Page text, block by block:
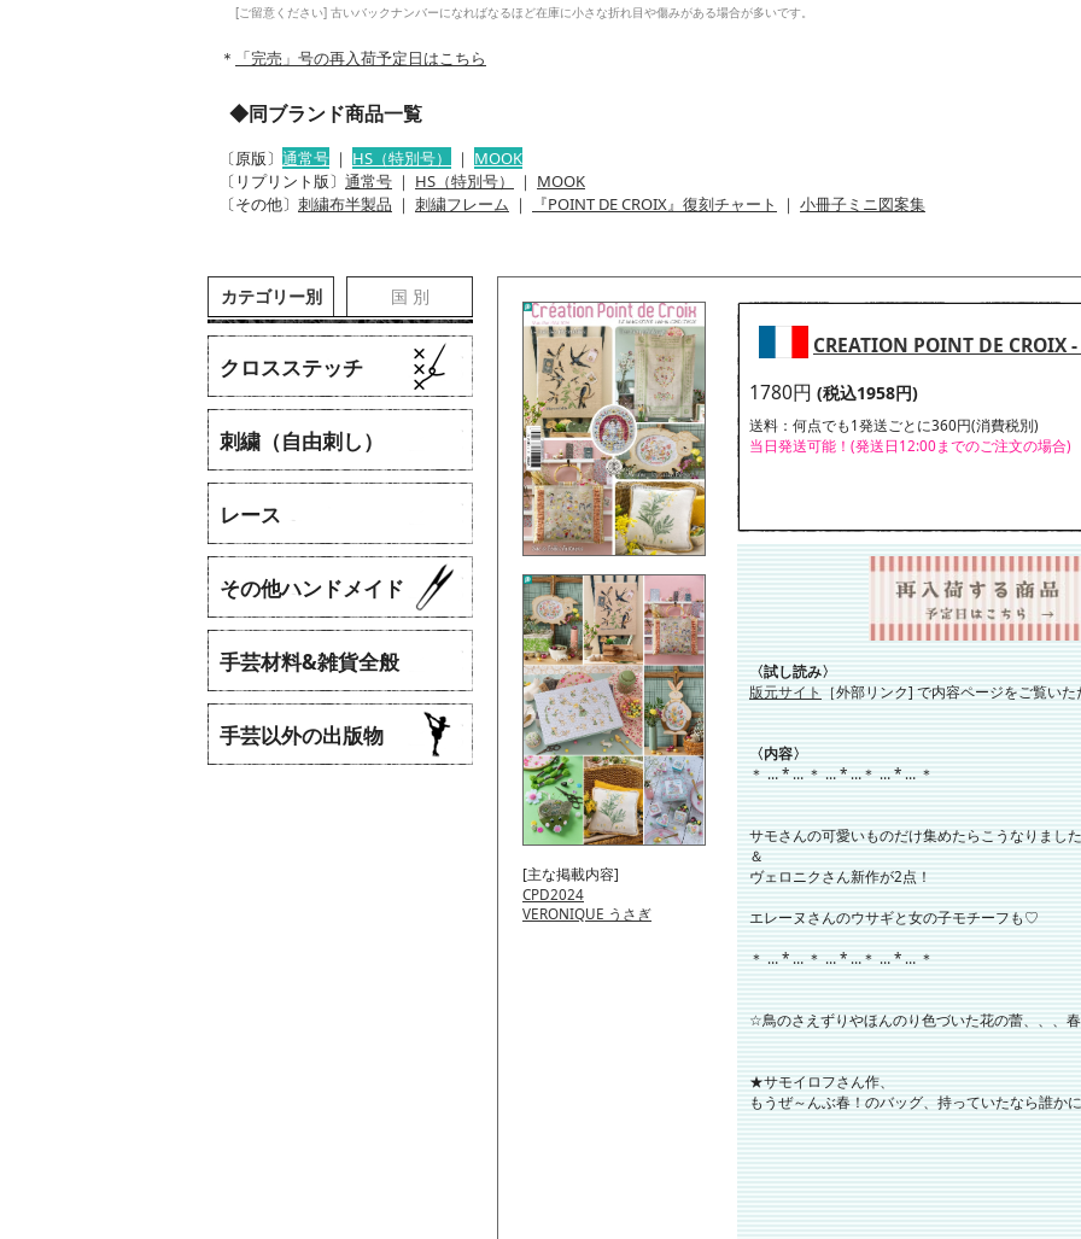
[ご留意ください] 古いバックナンバーになればなるほど在庫に小さな折れ目や傷みがある場合が多いです。
＊ 「完売」号の再入荷予定日はこちら
◆同ブランド商品一覧
〔原版〕 通常号 ｜ HS（特別号） ｜ MOOK
〔リプリント版〕 通常号 ｜ HS（特別号） ｜ MOOK
〔その他〕 刺繍布半製品 ｜ 刺繍フレーム ｜ 『POINT DE CROIX』復刻チャート ｜ 小冊子ミニ図案集
カテゴリー別 国 別
クロスステッチ
刺繍（自由刺し）
レース
​その他ハンドメイド
手芸材料&雑貨全般
手芸以外の出版物
[主な掲載内容]
CPD2024
VERONIQUE うさぎ
CREATION POINT DE
1780円 (税込1958円)
送料：何点でも1発送ごとに360円(消費税別)
当日発送可能！(発送日12:00までのご注文の場合)
〈試し読み〉
版元サイト
［外部リンク] で内容ページをご覧い
〈内容〉
＊ … * … ＊ … * …＊ … * … ＊
サモさんの可愛いものだけ集めたらこうなりまし
＆
ヴェロニクさん新作が2点！
エレーヌさんのウサギと女の子モチーフも♡
＊ … * … ＊ … * …＊ … * … ＊
☆鳥のさえずりやほんのり色づいた花の蕾、、、
★サモイロフさん作、
もうぜ～んぶ春！のバッグ、持っていたなら誰か